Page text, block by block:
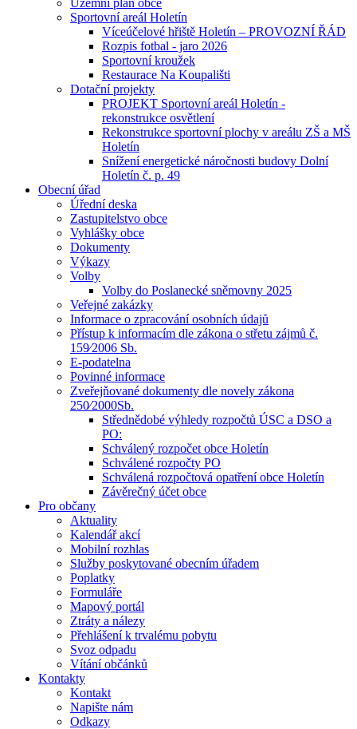
Územní plán obce
Sportovní areál Holetín
Víceúčelové hřiště Holetín – PROVOZNÍ ŘÁD
Rozpis fotbal - jaro 2026
Sportovní kroužek
Restaurace Na Koupališti
Dotační projekty
PROJEKT Sportovní areál Holetín -
rekonstrukce osvětlení
Rekonstrukce sportovní plochy v areálu ZŠ a MŠ
Holetín
Snížení energetické náročnosti budovy Dolní
Holetín č. p. 49
Obecní úřad
Úřední deska
Zastupitelstvo obce
Vyhlášky obce
Dokumenty
Výkazy
Volby
Volby do Poslanecké sněmovny 2025
Veřejné zakázky
Informace o zpracování osobních údajů
Přístup k informacím dle zákona o střetu zájmů č.
159⁄2006 Sb.
E-podatelna
Povinné informace
Zveřejňované dokumenty dle novely zákona
250⁄2000Sb.
Střednědobé výhledy rozpočtů ÚSC a DSO a
PO:
Schválený rozpočet obce Holetín
Schválené rozpočty PO
Schválená rozpočtová opatření obce Holetín
Závěrečný účet obce
Pro občany
Aktuality
Kalendář akcí
Mobilní rozhlas
Služby poskytované obecním úřadem
Poplatky
Formuláře
Mapový portál
Ztráty a nálezy
Přehlášení k trvalému pobytu
Svoz odpadu
Vítání občánků
Kontakty
Kontakt
Napište nám
Odkazy